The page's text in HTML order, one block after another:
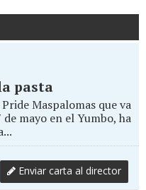
pasta
Maspalomas que va
mayo en el Yumbo, ha
Enviar carta al director